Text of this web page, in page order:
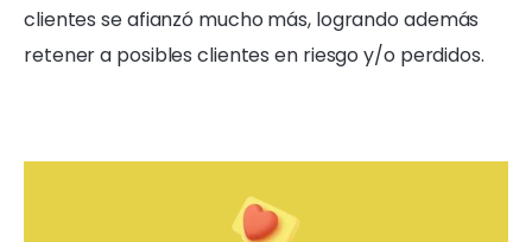
clientes se afianzó mucho más, logrando además
retener a posibles clientes en riesgo y/o perdidos.